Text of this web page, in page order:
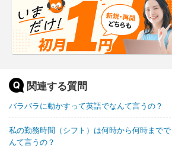
関連する質問
バラバラに動かすって英語でなんて言うの？
私の勤務時間（シフト）は何時から何時まで
んて言うの？